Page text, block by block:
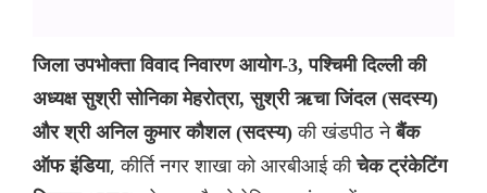
जिला उपभोक्ता विवाद निवारण आयोग-3, पश्चिमी दिल्ली की
अध्यक्ष सुश्री सोनिका मेहरोत्रा, सुश्री ऋचा जिंदल (सदस्य)
और श्री अनिल कुमार कौशल (सदस्य)की खंडपीठ नेबैंक
ऑफ इंडिया, कीर्ति नगर शाखा को आरबीआई कीचेक ट्रंकेटिंग